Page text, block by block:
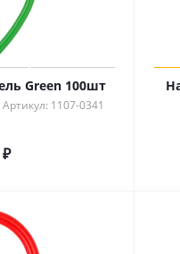
Green 100шт
Артикул: 1107-0341